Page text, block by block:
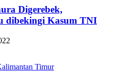
Digerebek,
dibekingi Kasum TNI
Timur